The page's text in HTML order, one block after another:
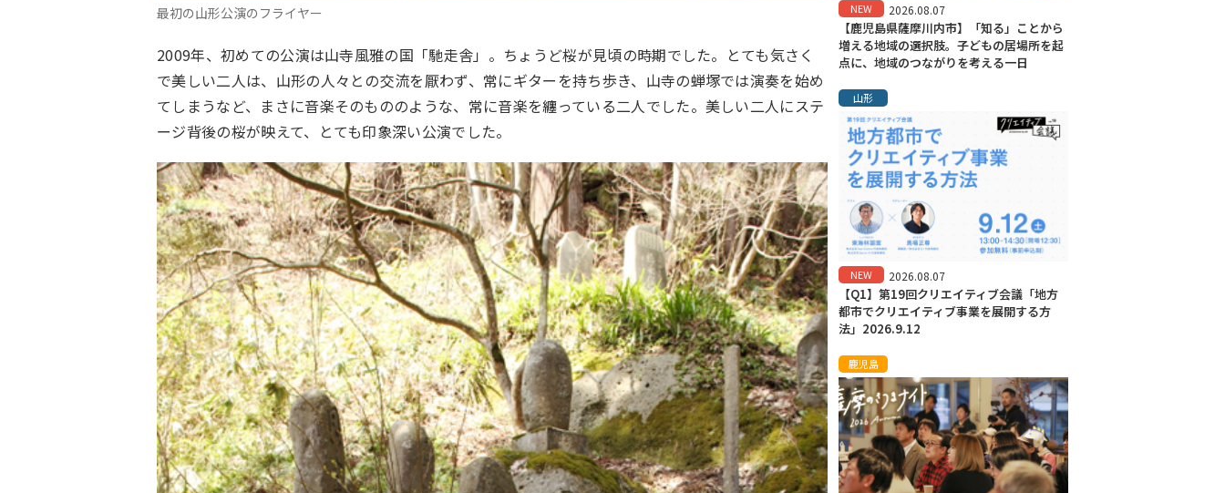
最初の山形公演のフライヤー
2009年、初めての公演は山寺風雅の国「馳走舎」。ちょうど桜が見頃の時期でした。とても気さく
で美しい二人は、山形の人々との交流を厭わず、常にギターを持ち歩き、山寺の蝉塚では演奏を始め
てしまうなど、まさに音楽そのもののような、常に音楽を纏っている二人でした。美しい二人にステ
ージ背後の桜が映えて、とても印象深い公演でした。
NEW 2026.08.07
【鹿児島県薩摩川内市】「知る」ことから
増える地域の選択肢。子どもの居場所を起
点に、地域のつながりを考える一日
山形
NEW 2026.08.07
【Q1】第19回クリエイティブ会議「地方
都市でクリエイティブ事業を展開する方
法」2026.9.12
鹿児島